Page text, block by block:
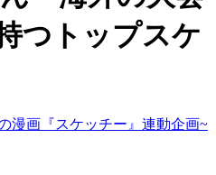
つトップスケ
漫画『スケッチー』連動企画~